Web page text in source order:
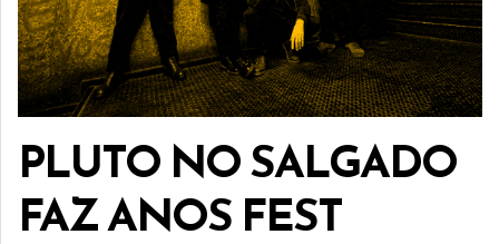
PLUTO NO SALGADO
FAZ ANOS FEST